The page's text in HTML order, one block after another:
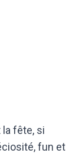
fête, si
fun et